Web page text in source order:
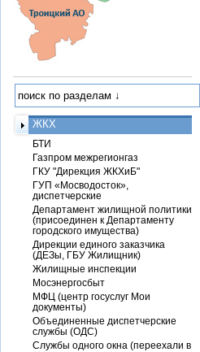
ЖКХ
БТИ
Газпром межрегионгаз
ГКУ "Дирекция ЖКХиБ"
ГУП «Мосводосток»,
диспетчерские
Департамент жилищной политики
(присоединен к Департаменту
городского имущества)
Дирекции единого заказчика
(ДЕЗы, ГБУ Жилищник)
Жилищные инспекции
Мосэнергосбыт
МФЦ (центр госуслуг Мои
документы)
Объединенные диспетчерские
службы (ОДС)
Службы одного окна (переехали в